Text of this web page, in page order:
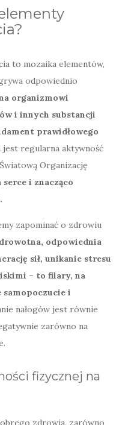
to mozaika elementów,
odpowiednio
organizmowi
i innych substancji
prawidłowego
jest regularna aktywność
Organizację
i znacząco
zapominać o zdrowiu
odpowiednia
sił, unikanie stresu
– to filary, na
i
nałogów jest równie
zarówno na
fizycznej na